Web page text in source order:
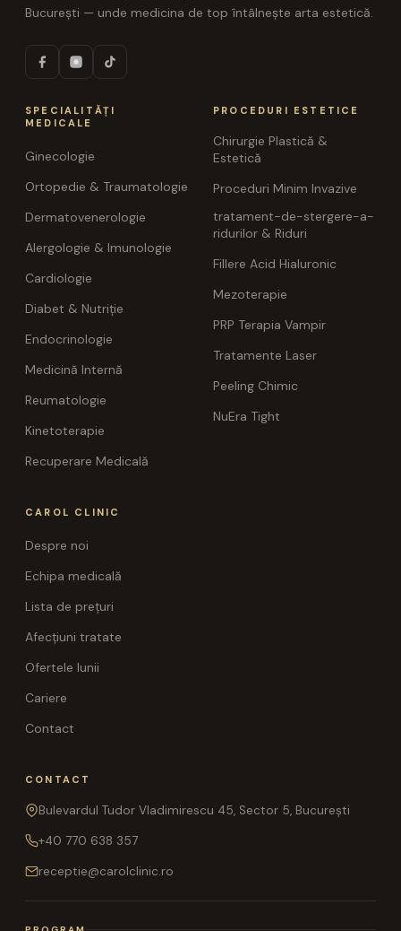
București — unde medicina de top întâlnește arta estetică.
SPECIALITĂȚI
MEDICALE
Ginecologie
Ortopedie & Traumatologie
Dermatovenerologie
Alergologie & Imunologie
Cardiologie
Diabet & Nutriție
Endocrinologie
Medicină Internă
Reumatologie
Kinetoterapie
Recuperare Medicală
PROCEDURI ESTETICE
Chirurgie Plastică &
Estetică
Proceduri Minim Invazive
tratament-de-stergere-a-
ridurilor & Riduri
Fillere Acid Hialuronic
Mezoterapie
PRP Terapia Vampir
Tratamente Laser
Peeling Chimic
NuEra Tight
CAROL CLINIC
Despre noi
Echipa medicală
Lista de prețuri
Afecțiuni tratate
Ofertele lunii
Cariere
Contact
CONTACT
Bulevardul Tudor Vladimirescu 45, Sector 5, București
+40 770 638 357
receptie@carolclinic.ro